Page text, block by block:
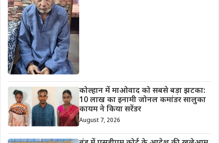
कोल्हान में माओवाद को सबसे बड़ा झटका:
10 लाख का इनामी जोनल कमांडर सालुका
कायम ने किया सरेंडर
August 7, 2026